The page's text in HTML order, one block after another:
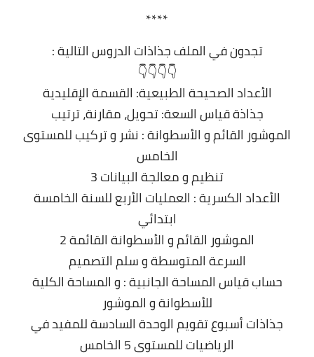
****
تجدون في الملف جذاذات الدروس التالية :
👇👇👇👇
الأعداد الصحيحة الطبيعية: القسمة الإقليدية
جذاذة قياس السعة: تحويل، مقارنة، ترتيب
الموشور القائم و الأسطوانة : نشر و تركيب للمستوى
الخامس
تنظيم و معالجة البيانات 3
الأعداد الكسرية : العمليات الأربع للسنة الخامسة
ابتدائي
الموشور القائم و الأسطوانة القائمة 2
السرعة المتوسطة و سلم التصميم
حساب قياس المساحة الجانبية : و المساحة الكلية
للأسطوانة و الموشور
جذاذات أسبوع تقويم الوحدة السادسة للمفيد في
الرياضيات للمستوى 5 الخامس